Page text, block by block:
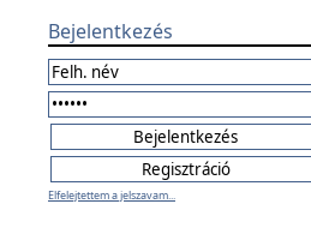
Bejelentkezés
Elfelejtettem a jelszavam...